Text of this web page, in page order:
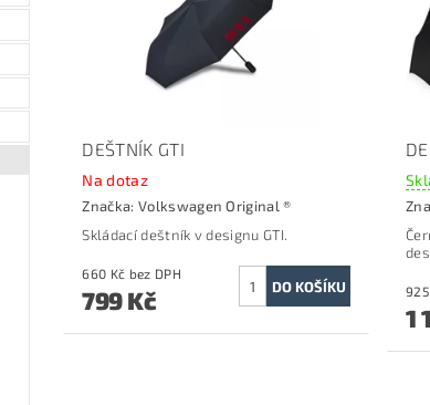
DEŠTNÍK GTI
Na dotaz
Značka: Volkswagen Original ®
Skládací deštník v designu GTI.
660 Kč bez DPH
799 Kč
1